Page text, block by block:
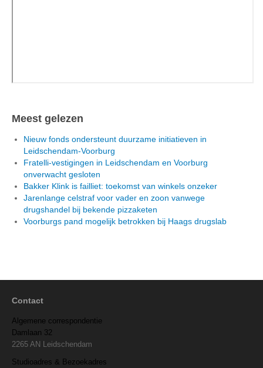
Meest gelezen
Nieuw fonds ondersteunt duurzame initiatieven in
Leidschendam-Voorburg
Fratelli-vestigingen in Leidschendam en Voorburg
onverwacht gesloten
Bakker Klink is failliet: toekomst van winkels onzeker
Jarenlange celstraf voor vader en zoon vanwege
drugshandel bij bekende pizzaketen
Voorburgs pand mogelijk betrokken bij Haags drugslab
Contact
Algemene correspondentie
Damlaan 32
2265 AN Leidschendam
Studioadres & Bezoekadres